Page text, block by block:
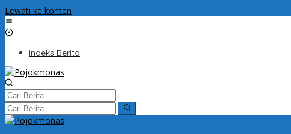
Lewati ke konten
Indeks Berita